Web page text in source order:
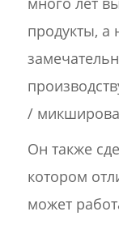
продукты, а
/
Он также
котором
может